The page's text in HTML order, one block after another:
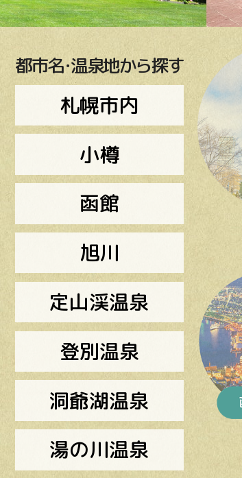
都市名･温泉地から探す
札幌市内
小樽
函館
旭川
定山渓温泉
登別温泉
洞爺湖温泉
湯の川温泉